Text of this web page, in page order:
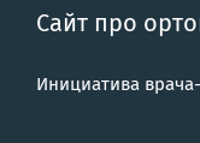
Сайт про
Инициатива